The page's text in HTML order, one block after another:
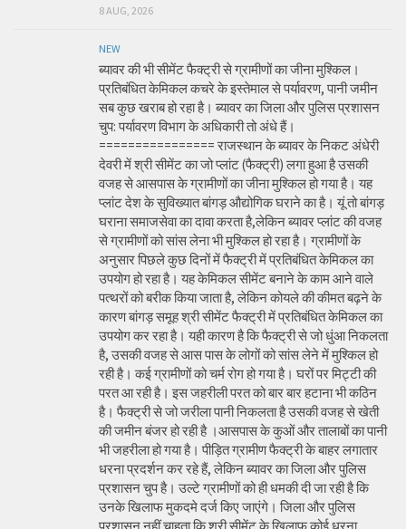
8 AUG, 2026
NEW
ब्यावर की भी सीमेंट फैक्ट्री से ग्रामीणों का जीना मुश्किल।
प्रतिबंधित केमिकल कचरे के इस्तेमाल से पर्यावरण, पानी जमीन
सब कुछ खराब हो रहा है। ब्यावर का जिला और पुलिस प्रशासन
चुप: पर्यावरण विभाग के अधिकारी तो अंधे हैं।
================ राजस्थान के ब्यावर के निकट अंधेरी
देवरी में श्री सीमेंट का जो प्लांट (फैक्ट्री) लगा हुआ है उसकी
वजह से आसपास के ग्रामीणों का जीना मुश्किल हो गया है। यह
प्लांट देश के सुविख्यात बांगड़ औद्योगिक घराने का है। यूं तो बांगड़
घराना समाजसेवा का दावा करता है,लेकिन ब्यावर प्लांट की वजह
से ग्रामीणों को सांस लेना भी मुश्किल हो रहा है। ग्रामीणों के
अनुसार पिछले कुछ दिनों में फैक्ट्री में प्रतिबंधित केमिकल का
उपयोग हो रहा है। यह केमिकल सीमेंट बनाने के काम आने वाले
पत्थरों को बरीक किया जाता है, लेकिन कोयले की कीमत बढ़ने के
कारण बांगड़ समूह श्री सीमेंट फैक्ट्री में प्रतिबंधित केमिकल का
उपयोग कर रहा है। यही कारण है कि फैक्ट्री से जो धुंआ निकलता
है, उसकी वजह से आस पास के लोगों को सांस लेने में मुश्किल हो
रही है। कई ग्रामीणों को चर्म रोग हो गया है। घरों पर मिट्टी की
परत आ रही है। इस जहरीली परत को बार बार हटाना भी कठिन
है। फैक्ट्री से जो जरीला पानी निकलता है उसकी वजह से खेती
की जमीन बंजर हो रही है ।आसपास के कुओं और तालाबों का पानी
भी जहरीला हो गया है। पीड़ित ग्रामीण फैक्ट्री के बाहर लगातार
धरना प्रदर्शन कर रहे हैं, लेकिन ब्यावर का जिला और पुलिस
प्रशासन चुप है। उल्टे ग्रामीणों को ही धमकी दी जा रही है कि
उनके खिलाफ मुकदमे दर्ज किए जाएंगे। जिला और पुलिस